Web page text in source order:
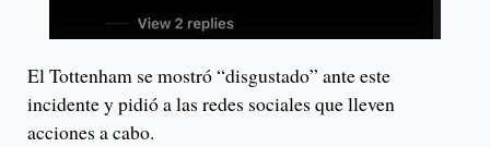
El Tottenham se mostró “disgustado” ante este
incidente y pidió a las redes sociales que lleven
acciones a cabo.